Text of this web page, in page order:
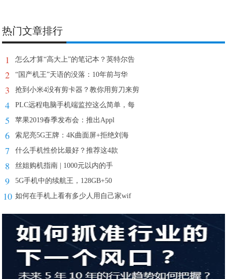
热门文章排行
1 怎么才算“高大上”的笔记本？英特尔告
2 “国产机王”天语的没落：10年前与华
3 抢到小米4没有剪卡器？教你用剪刀来剪
4 PLC远程电脑手机端监控这么简单，每
5 苹果2019春季发布会：推出Appl
6 索尼亮5G王牌：4K曲面屏+拒绝刘海
7 什么手机性价比最好？推荐这4款
8 丝姐购机指南 | 1000元以内的手
9 5G手机中的续航王，128GB+50
10 如何在手机上看有多少人用自己家wif